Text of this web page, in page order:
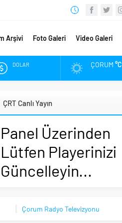
Arşivi Foto Galeri Video Galeri
DOLAR
ALTIN
BIST
ÇORUM °C
ÇRT Canlı Yayın
Panel Üzerinden
Lütfen Playerinizi
Güncelleyin...
Çorum Radyo Televizyonu